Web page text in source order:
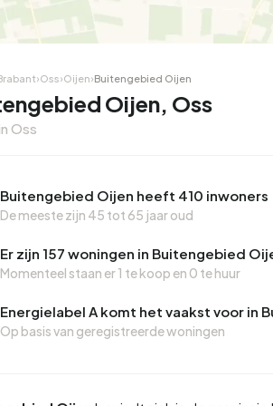
Hoekwoning
›Oss›Oijen›Buitengebied Oijen
Oijen, Oss
Oss
Buitengebied Oijen heeft 410 inwoners
De meeste zijn 45 tot 65 jaar oud
Er zijn 157 woningen in Buitengebied
Momenteel staan er1 te koop en 0 te huur
Energielabel A komt het vaakst voor in
Op basis van geregistreerde woningen